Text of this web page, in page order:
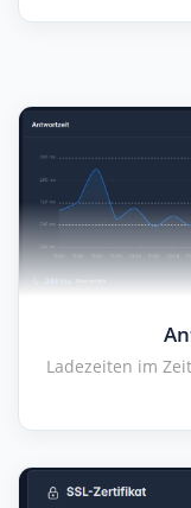
Ladezeiten im